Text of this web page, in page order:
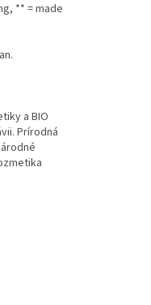
** = made
a BIO
Prírodná